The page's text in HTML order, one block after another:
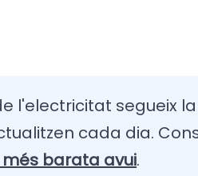
l'electricitat segueix
cada dia.
barata avui.